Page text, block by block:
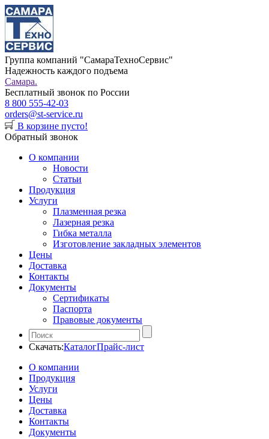
Группа компаний "СамараТехноСервис"
Надежность каждого подъема
Самара.
Бесплатный звонок по России
8 800 555-42-03
orders@st-service.ru
В корзине пусто!
Обратный звонок
О компании
Новости
Статьи
Продукция
Услуги
Плазменная резка
Лазерная резка
Гибка металла
Изготовление закладных элементов
Цены
Доставка
Контакты
Документы
Сертификаты
Паспорта
Правовые документы
Скачать:КаталогПрайс-лист
О компании
Продукция
Услуги
Цены
Доставка
Контакты
Документы